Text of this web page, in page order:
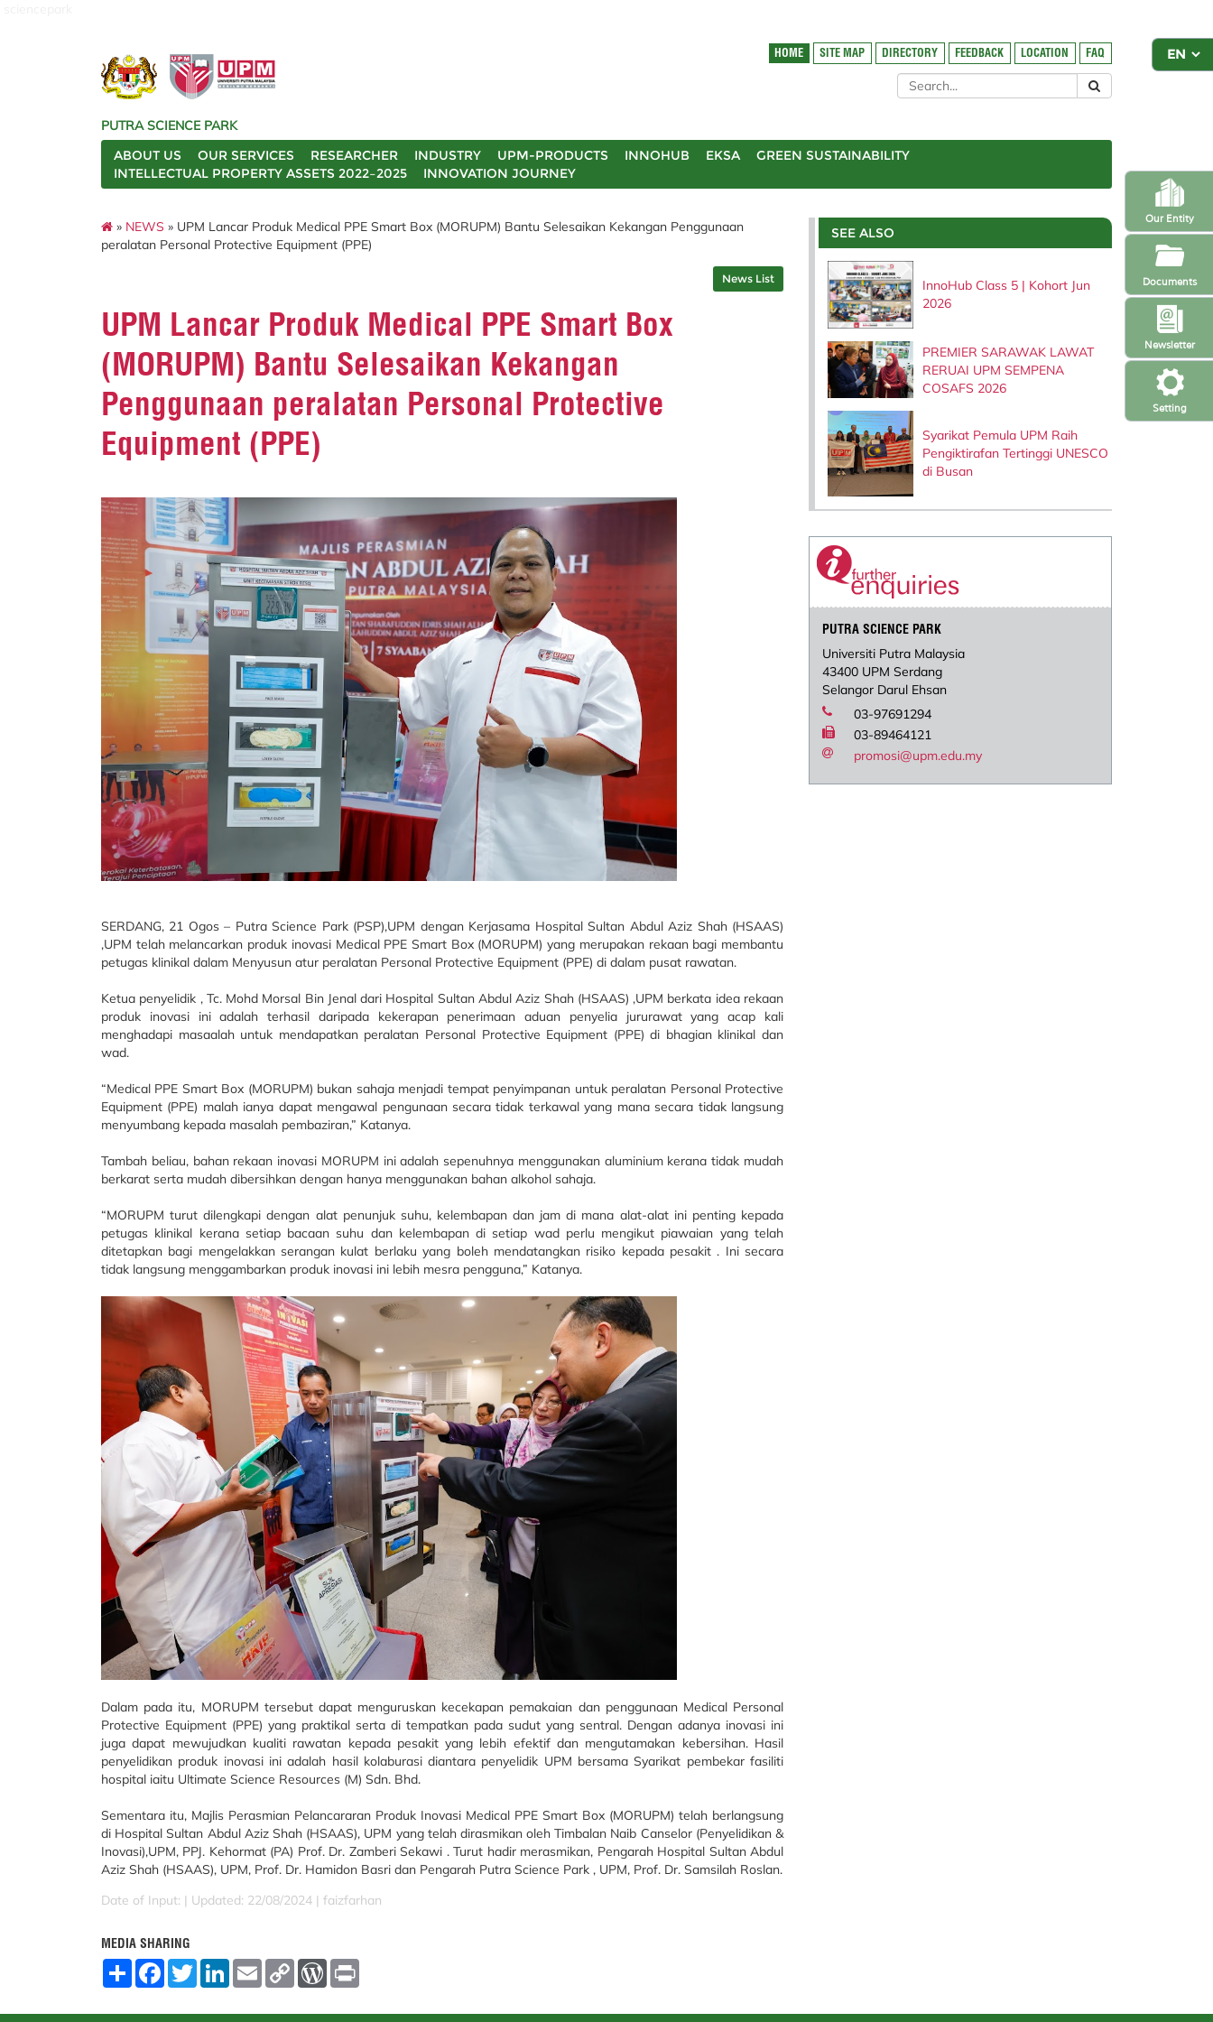
Setting
Newsletter
Our Entity
Documents
HOME SITE MAP DIRECTORY FEEDBACK LOCATION FAQ
PUTRA SCIENCE PARK
ABOUT US
OUR SERVICES RESEARCHER INDUSTRY UPM-PRODUCTS INNOHUB EKSA
GREEN SUSTAINABILITY
INTELLECTUAL PROPERTY ASSETS 2022–2025
INNOVATION JOURNEY
» NEWS » UPM Lancar Produk Medical PPE Smart Box (MORUPM) Bantu Selesaikan Kekangan Penggunaan
peralatan Personal Protective Equipment (PPE)
News List
UPM Lancar Produk Medical PPE Smart Box
(MORUPM) Bantu Selesaikan Kekangan
Penggunaan peralatan Personal Protective
Equipment (PPE)
SERDANG, 21 Ogos – Putra Science Park (PSP),UPM dengan Kerjasama Hospital Sultan Abdul Aziz Shah (HSAAS)
,UPM telah melancarkan produk inovasi Medical PPE Smart Box (MORUPM) yang merupakan rekaan bagi membantu
petugas klinikal dalam Menyusun atur peralatan Personal Protective Equipment (PPE) di dalam pusat rawatan.
Ketua penyelidik , Tc. Mohd Morsal Bin Jenal dari Hospital Sultan Abdul Aziz Shah (HSAAS) ,UPM berkata idea rekaan
produk inovasi ini adalah terhasil daripada kekerapan penerimaan aduan penyelia jururawat yang acap kali
menghadapi masaalah untuk mendapatkan peralatan Personal Protective Equipment (PPE) di bhagian klinikal dan
wad.
“Medical PPE Smart Box (MORUPM) bukan sahaja menjadi tempat penyimpanan untuk peralatan Personal Protective
Equipment (PPE) malah ianya dapat mengawal pengunaan secara tidak terkawal yang mana secara tidak langsung
menyumbang kepada masalah pembaziran,” Katanya.
Tambah beliau, bahan rekaan inovasi MORUPM ini adalah sepenuhnya menggunakan aluminium kerana tidak mudah
berkarat serta mudah dibersihkan dengan hanya menggunakan bahan alkohol sahaja.
“MORUPM turut dilengkapi dengan alat penunjuk suhu, kelembapan dan jam di mana alat-alat ini penting kepada
petugas klinikal kerana setiap bacaan suhu dan kelembapan di setiap wad perlu mengikut piawaian yang telah
ditetapkan bagi mengelakkan serangan kulat berlaku yang boleh mendatangkan risiko kepada pesakit . Ini secara
tidak langsung menggambarkan produk inovasi ini lebih mesra pengguna,” Katanya.
Dalam pada itu, MORUPM tersebut dapat menguruskan kecekapan pemakaian dan penggunaan Medical Personal
Protective Equipment (PPE) yang praktikal serta di tempatkan pada sudut yang sentral. Dengan adanya inovasi ini
juga dapat mewujudkan kualiti rawatan kepada pesakit yang lebih efektif dan mengutamakan kebersihan. Hasil
penyelidikan produk inovasi ini adalah hasil kolaburasi diantara penyelidik UPM bersama Syarikat pembekar fasiliti
hospital iaitu Ultimate Science Resources (M) Sdn. Bhd.
Sementara itu, Majlis Perasmian Pelancararan Produk Inovasi Medical PPE Smart Box (MORUPM) telah berlangsung
di Hospital Sultan Abdul Aziz Shah (HSAAS), UPM yang telah dirasmikan oleh Timbalan Naib Canselor (Penyelidikan &
Inovasi),UPM, PPJ. Kehormat (PA) Prof. Dr. Zamberi Sekawi . Turut hadir merasmikan, Pengarah Hospital Sultan Abdul
Aziz Shah (HSAAS), UPM, Prof. Dr. Hamidon Basri dan Pengarah Putra Science Park , UPM, Prof. Dr. Samsilah Roslan.
Date of Input: | Updated: 22/08/2024 | faizfarhan
MEDIA SHARING
S
F
T
w
L
E
m
C
W
SEE ALSO
InnoHub Class 5 | Kohort Jun
2026
PREMIER SARAWAK LAWAT
RERUAI UPM SEMPENA
COSAFS 2026
Syarikat Pemula UPM Raih
Pengiktirafan Tertinggi UNESCO
di Busan
PUTRA SCIENCE PARK
Universiti Putra Malaysia
43400 UPM Serdang
Selangor Darul Ehsan
03-97691294
03-89464121
promosi@upm.edu.my